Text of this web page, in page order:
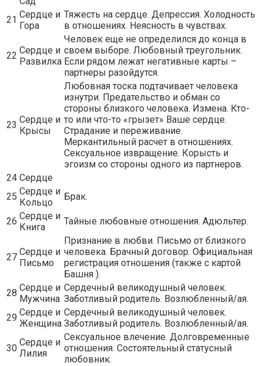
21 Сердце и
Гора
Тяжесть на сердце. Депрессия. Холодность
в отношениях. Неясность в чувствах.
22 Сердце и
Развилка
Человек еще не определился до конца в
своем выборе. Любовный треугольник.
Если рядом лежат негативные карты –
партнеры разойдутся.
23 Сердце и
Крысы
Любовная тоска подтачивает человека
изнутри. Предательство и обман со
стороны близкого человека. Измена. Кто-
то или что-то «грызет» Ваше сердце.
Страдание и переживание.
Меркантильный расчет в отношениях.
Сексуальное извращение. Корысть и
эгоизм со стороны одного из партнеров.
24 Сердце
25 Сердце и
Кольцо
Брак.
26 Сердце и
Книга
Тайные любовные отношения. Адюльтер.
27 Сердце и
Письмо
Признание в любви. Письмо от близкого
человека. Брачный договор. Официальная
регистрация отношения (также с картой
Башня ).
28 Сердце и
Мужчина
Сердечный великодушный человек.
Заботливый родитель. Возлюбленный/ая.
29 Сердце и
Женщина
Сердечный великодушный человек.
Заботливый родитель. Возлюбленный/ая.
30
Сердце и
Лилия
Сексуальное влечение. Долговременные
отношения. Состоятельный статусный
любовник.